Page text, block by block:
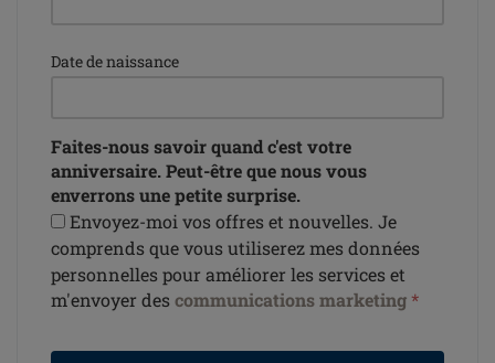
Date de naissance
Faites-nous savoir quand c'est votre
anniversaire. Peut-être que nous vous
enverrons une petite surprise.
Envoyez-moi vos offres et nouvelles. Je
comprends que vous utiliserez mes données
personnelles pour améliorer les services et
m'envoyer descommunications marketing *